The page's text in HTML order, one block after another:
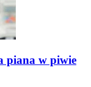
piana w piwie